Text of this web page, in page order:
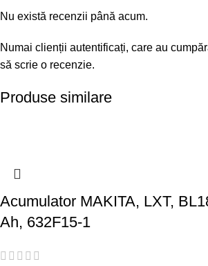
Nu există recenzii până acum.
Numai clienții autentificați, care au
să scrie o recenzie.
Produse similare
Acumulator MAKITA, LXT,
Ah, 632F15-1